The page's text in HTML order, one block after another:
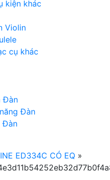
kiện khác
Violin
cụ khác
Đàn
Đàn
Đàn
ED334C CÓ EQ »